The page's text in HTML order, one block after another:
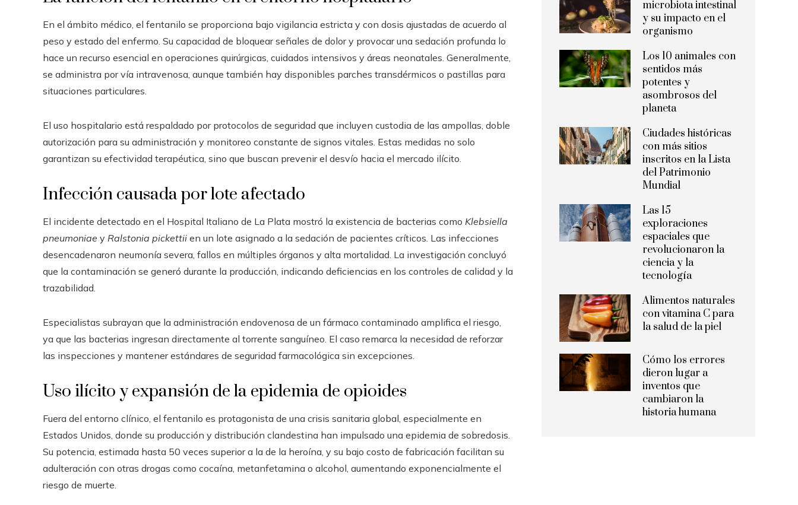
En el ámbito médico, el fentanilo se proporciona bajo vigilancia estricta y con dosis ajustadas de acuerdo al
peso y estado del enfermo. Su capacidad de bloquear señales de dolor y provocar una sedación profunda lo
hace un recurso esencial en operaciones quirúrgicas, cuidados intensivos y áreas neonatales. Generalmente,
se administra por vía intravenosa, aunque también hay disponibles parches transdérmicos o pastillas para
situaciones particulares.
El uso hospitalario está respaldado por protocolos de seguridad que incluyen custodia de las ampollas, doble
autorización para su administración y monitoreo constante de signos vitales. Estas medidas no solo
garantizan su efectividad terapéutica, sino que buscan prevenir el desvío hacia el mercado ilícito.
Infección causada por lote afectado
El incidente detectado en el Hospital Italiano de La Plata mostró la existencia de bacterias como Klebsiella
pneumoniae y Ralstonia pickettii en un lote asignado a la sedación de pacientes críticos. Las infecciones
desencadenaron neumonía severa, fallos en múltiples órganos y alta mortalidad. La investigación concluyó
que la contaminación se generó durante la producción, indicando deficiencias en los controles de calidad y la
trazabilidad.
Especialistas subrayan que la administración endovenosa de un fármaco contaminado amplifica el riesgo,
ya que las bacterias ingresan directamente al torrente sanguíneo. El caso remarca la necesidad de reforzar
las inspecciones y mantener estándares de seguridad farmacológica sin excepciones.
Uso ilícito y expansión de la epidemia de opioides
Fuera del entorno clínico, el fentanilo es protagonista de una crisis sanitaria global, especialmente en
Estados Unidos, donde su producción y distribución clandestina han impulsado una epidemia de sobredosis.
Su potencia, estimada hasta 50 veces superior a la de la heroína, y su bajo costo de fabricación facilitan su
adulteración con otras drogas como cocaína, metanfetamina o alcohol, aumentando exponencialmente el
riesgo de muerte.
microbiota intestinal
y su impacto en el
organismo
Los 10 animales con
sentidos más
potentes y
asombrosos del
planeta
Ciudades históricas
con más sitios
inscritos en la Lista
del Patrimonio
Mundial
Las 15
exploraciones
espaciales que
revolucionaron la
ciencia y la
tecnología
Alimentos naturales
con vitamina C para
la salud de la piel
Cómo los errores
dieron lugar a
inventos que
cambiaron la
historia humana